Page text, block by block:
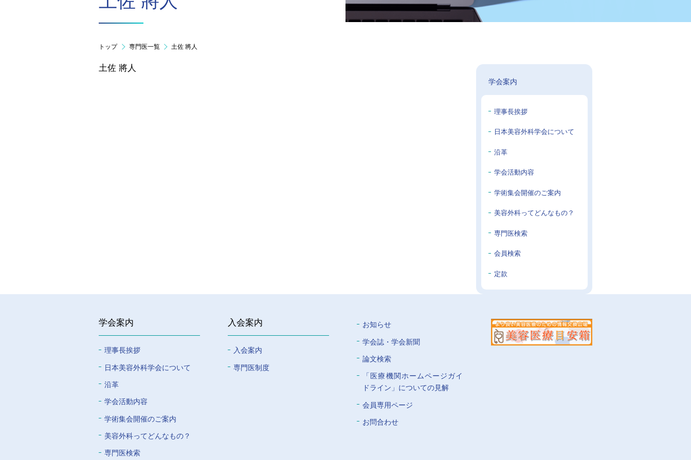
トップ 専門医一覧 土佐 將人
学会案内
理事長挨拶
日本美容外科学会について
沿革
学会活動内容
学術集会開催のご案内
美容外科ってどんなもの？
専門医検索
会員検索
定款
土佐 將人
学会案内
理事長挨拶
⽇本美容外科学会について
沿革
学会活動内容
学術集会開催のご案内
美容外科ってどんなもの？
専門医検索
入会案内
入会案内
専門医制度
お知らせ
学会誌・学会新聞
論文検索
「医療機関ホームページガイ
ドライン」についての⾒解
会員専⽤ページ
お問合わせ